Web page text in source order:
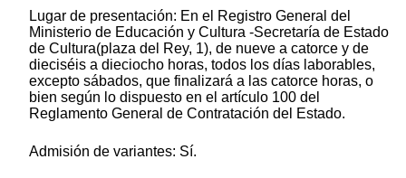
Lugar de presentación: En el Registro General del
Ministerio de Educación y Cultura -Secretaría de Estado
de Cultura(plaza del Rey, 1), de nueve a catorce y de
dieciséis a dieciocho horas, todos los días laborables,
excepto sábados, que finalizará a las catorce horas, o
bien según lo dispuesto en el artículo 100 del
Reglamento General de Contratación del Estado.
Admisión de variantes: Sí.